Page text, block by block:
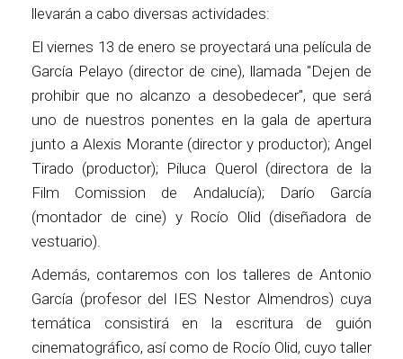
llevarán a cabo diversas actividades:
El viernes 13 de enero se proyectará una película de
García Pelayo (director de cine), llamada "Dejen de
prohibir que no alcanzo a desobedecer", que será
uno de nuestros ponentes en la gala de apertura
junto a Alexis Morante (director y productor); Angel
Tirado (productor); Piluca Querol (directora de la
Film Comission de Andalucía); Darío García
(montador de cine) y Rocío Olid (diseñadora de
vestuario).
Además, contaremos con los talleres de Antonio
García (profesor del IES Nestor Almendros) cuya
temática consistirá en la escritura de guión
cinematográfico, así como de Rocío Olid, cuyo taller